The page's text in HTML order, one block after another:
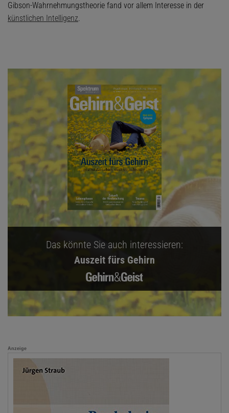
Gibson-Wahrnehmungstheorie fand vor allem Interesse in der
künstlichen Intelligenz.
Das könnte Sie auch interessieren:
Auszeit fürs Gehirn
Anzeige